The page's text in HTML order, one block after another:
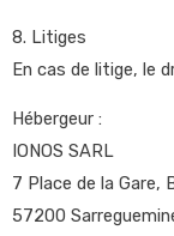
8. Litiges
En cas de litige, le
Hébergeur :
IONOS SARL
7 Place de la Gare,
57200